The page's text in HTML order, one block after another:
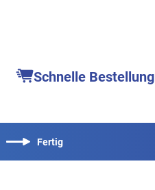
Schnelle Bestellung
Fertig